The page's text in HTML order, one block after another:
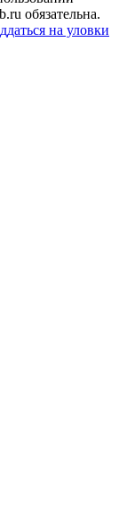
обязательна.
на уловки